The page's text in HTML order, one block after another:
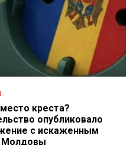
креста?
опубликовало
с искаженным
Молдовы